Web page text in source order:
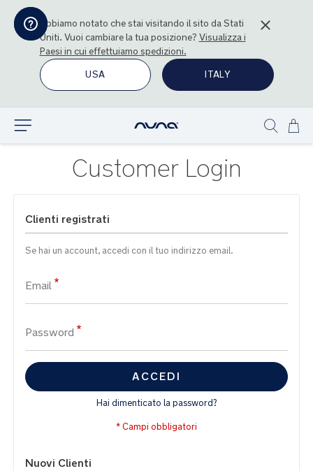
Abbiamo notato che stai visitando il sito daStati
Uniti. Vuoi cambiare la tua posizione? Visualizza i
Paesi in cui effettuiamo spedizioni.
USA
ITALY
Customer Login
Clienti registrati
Se hai un account, accedi con il tuo indirizzo email.
Email
Password
ACCEDI
Hai dimenticato la password?
Nuovi Clienti